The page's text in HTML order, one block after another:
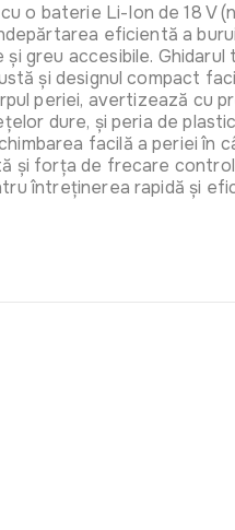
o baterie Li-Ion de 18
eficientă a
greu accesibile.
și designul compact
periei, avertizează cu
dure, și peria de
facilă a periei
și forța de frecare
întreținerea rapidă și